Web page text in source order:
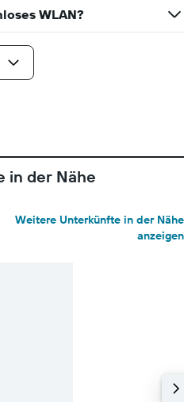
WLAN?
in der Nähe
Weitere Unterkünfte in der Nähe
anzeigen